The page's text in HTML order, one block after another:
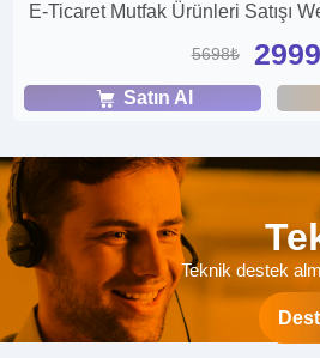
E-Ticaret Mutfak Ürünleri Satışı
5698₺
Satın Al
Teknik destek